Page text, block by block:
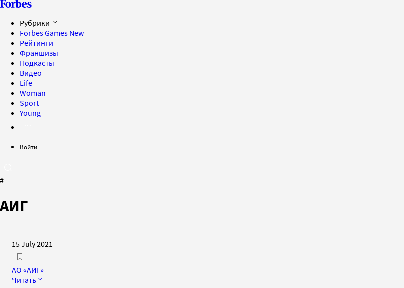
Рубрики
Forbes Games New
Рейтинги
Франшизы
Подкасты
Видео
Life
Woman
Sport
Young
Войти
#
АИГ
15 July 2021
АО «АИГ»
Читать